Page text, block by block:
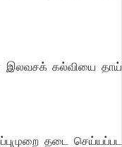
இலவசக் கல்வியை தாய்
தடை செய்யப்பட